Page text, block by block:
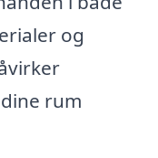
og
rum